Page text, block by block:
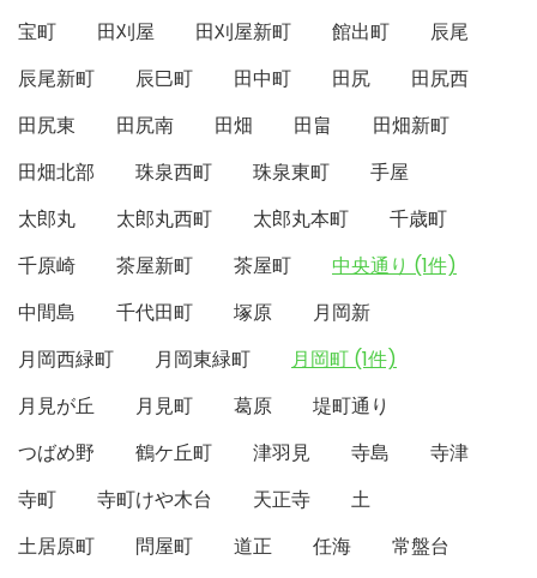
宝町
田刈屋 田刈屋新町 館出町
辰尾
辰尾新町
辰巳町 田中町 田尻
田尻西
田尻東
田尻南 田畑 田畠
田畑新町
田畑北部
珠泉西町 珠泉東町
手屋
太郎丸
太郎丸西町 太郎丸本町
千歳町
千原崎
茶屋新町 茶屋町
中央通り (1件)
中間島
千代田町 塚原
月岡新
月岡西緑町
月岡東緑町
月岡町 (1件)
月見が丘
月見町 葛原
堤町通り
つばめ野
鶴ケ丘町 津羽見 寺島
寺津
寺町
寺町けや木台 天正寺
土
土居原町
問屋町 道正 任海
常盤台